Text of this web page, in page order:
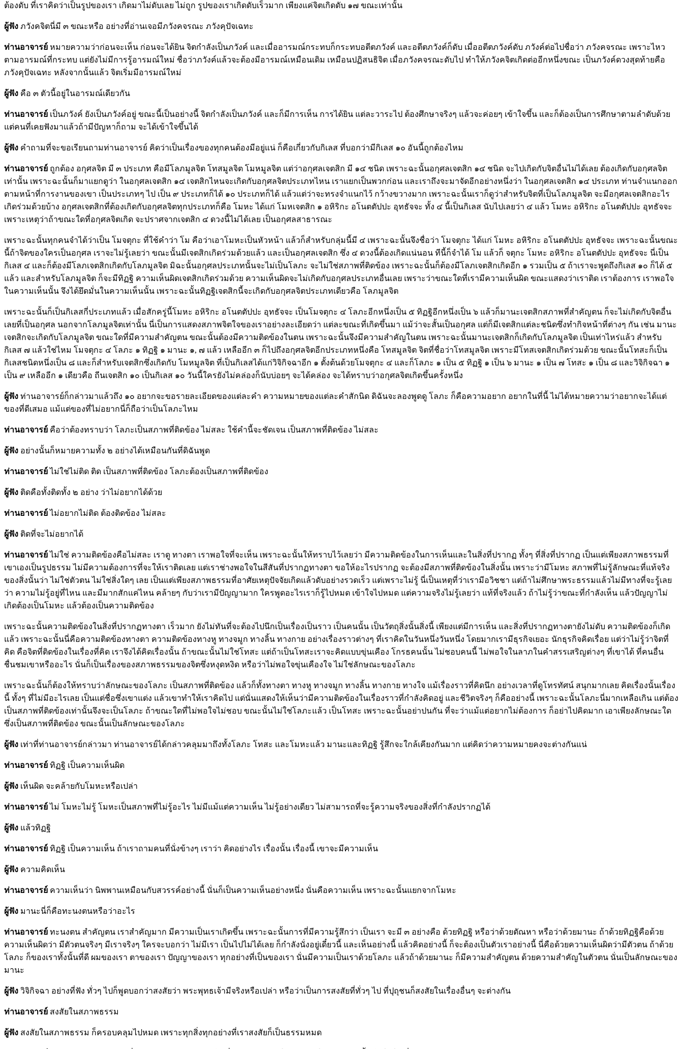
ต้องดับ ที่เราคิดว่าเป็นรูปของเรา เกิดมาไม่ดับเลย ไม่ถูก รูปของเราเกิดดับเร็วมาก เพียงแค่จิตเกิดดับ ๑๗ ขณะเท่านั้น
ผู้ฟัง ภวังคจิตนี่มี ๓ ขณะหรือ อย่างที่อ่านเจอมีภวังคจรณะ ภวังคุปัจเฉทะ
ท่านอาจารย์ หมายความว่าก่อนจะเห็น ก่อนจะได้ยิน จิตกำลังเป็นภวังค์ และเมื่ออารมณ์กระทบก็กระทบอตีตภวังค์ และอตีตภวังค์ก็ดับ เมื่ออตีตภวังค์ดับ ภวังค์ต่อไปชื่อว่า ภวังคจรณะ เพราะไหว
ตามอารมณ์ที่กระทบ แต่ยังไม่มีการรู้อารมณ์ใหม่ ชื่อว่าภวังค์แล้วจะต้องมีอารมณ์เหมือนเดิม เหมือนปฏิสนธิจิต เมื่อภวังคจรณะดับไป ทำให้ภวังคจิตเกิดต่ออีกหนึ่งขณะ เป็นภวังค์ดวงสุดท้ายคือ
ภวังคุปัจเฉทะ หลังจากนั้นแล้ว จิตเริ่มมีอารมณ์ใหม่
ผู้ฟัง คือ ๓ ตัวนี้อยู่ในอารมณ์เดียวกัน
ท่านอาจารย์ เป็นภวังค์ ยังเป็นภวังค์อยู่ ขณะนี้เป็นอย่างนี้ จิตกำลังเป็นภวังค์ และก็มีการเห็น การได้ยิน แต่ละวาระไป ต้องศึกษาจริงๆ แล้วจะค่อยๆ เข้าใจขึ้น และก็ต้องเป็นการศึกษาตามลำดับด้วย
แต่คนที่เคยฟังมาแล้วถ้ามีปัญหาก็ถาม จะได้เข้าใจขึ้นได้
ผู้ฟัง คำถามที่จะขอเรียนถามท่านอาจารย์ คิดว่าเป็นเรื่องของทุกคนต้องมีอยู่แน่ ก็คือเกี่ยวกับกิเลส ที่บอกว่ามีกิเลส ๑๐ อันนี้ถูกต้องไหม
ท่านอาจารย์ ถูกต้อง อกุศลจิต มี ๓ ประเภท คือมีโลภมูลจิต โทสมูลจิต โมหมูลจิต แต่ว่าอกุศลเจตสิก มี ๑๔ ชนิด เพราะฉะนั้นอกุศลเจตสิก ๑๔ ชนิด จะไปเกิดกับจิตอื่นไม่ได้เลย ต้องเกิดกับอกุศลจิต
เท่านั้น เพราะฉะนั้นก็มาแยกดูว่า ในอกุศลเจตสิก ๑๔ เจตสิกไหนจะเกิดกับอกุศลจิตประเภทไหน เราแยกเป็นพวกก่อน และเราถึงจะมาจัดอีกอย่างหนึ่งว่า ในอกุศลเจตสิก ๑๔ ประเภท ท่านจำแนกออก
ตามหน้าที่การงานของเขา เป็นประเภทๆ ไป เป็น ๙ ประเภทก็ได้ ๑๐ ประเภทก็ได้ แล้วแต่ว่าจะทรงจำแนกไว้ กว้างขวางมาก เพราะฉะนั้นเราก็ดูว่าสำหรับจิตที่เป็นโลภมูลจิต จะมีอกุศลเจตสิกอะไร
เกิดร่วมด้วยบ้าง อกุศลเจตสิกที่ต้องเกิดกับอกุศลจิตทุกประเภทก็คือ โมหะ ได้แก่ โมหเจตสิก ๑ อหิริกะ อโนตตัปปะ อุทธัจจะ ทั้ง ๔ นี้เป็นกิเลส นับไปเลยว่า ๔ แล้ว โมหะ อหิริกะ อโนตตัปปะ อุทธัจจะ
เพราะเหตุว่าถ้าขณะใดที่อกุศลจิตเกิด จะปราศจากเจตสิก ๔ ดวงนี้ไม่ได้เลย เป็นอกุศลสาธารณะ
เพราะฉะนั้นทุกคนจำได้ว่าเป็น โมจตุกะ ที่ใช้คำว่า โม คือว่าเอาโมหะเป็นหัวหน้า แล้วก็สำหรับกลุ่มนี้มี ๔ เพราะฉะนั้นจึงชื่อว่า โมจตุกะ ได้แก่ โมหะ อหิริกะ อโนตตัปปะ อุทธัจจะ เพราะฉะนั้นขณะ
นี้ถ้าจิตของใครเป็นอกุศล เราจะไม่รู้เลยว่า ขณะนั้นมีเจตสิกเกิดร่วมด้วยแล้ว และเป็นอกุศลเจตสิก ซึ่ง ๔ ดวงนี้ต้องเกิดแน่นอน ทีนี้ก็จำได้ โม แล้วก็ จตุกะ โมหะ อหิริกะ อโนตตัปปะ อุทธัจจะ นี่เป็น
กิเลส ๔ และก็ต้องมีโลภเจตสิกเกิดกับโลภมูลจิต มิฉะนั้นอกุศลประเภทนั้นจะไม่เป็นโลภะ จะไม่ใช่สภาพที่ติดข้อง เพราะฉะนั้นก็ต้องมีโลภเจตสิกเกิดอีก ๑ รวมเป็น ๕ ถ้าเราจะพูดถึงกิเลส ๑๐ ก็ได้ ๕
แล้ว และสำหรับโลภมูลจิต ก็จะมีทิฏฐิ ความเห็นผิดเจตสิกเกิดร่วมด้วย ความเห็นผิดจะไม่เกิดกับอกุศลประเภทอื่นเลย เพราะว่าขณะใดที่เรามีความเห็นผิด ขณะแสดงว่าเราติด เราต้องการ เราพอใจ
ในความเห็นนั้น จึงได้ยึดมั่นในความเห็นนั้น เพราะฉะนั้นทิฏฐิเจตสิกนี้จะเกิดกับอกุศลจิตประเภทเดียวคือ โลภมูลจิต
เพราะฉะนั้นก็เป็นกิเลสกี่ประเภทแล้ว เมื่อสักครู่นี้โมหะ อหิริกะ อโนตตัปปะ อุทธัจจะ เป็นโมจตุกะ ๔ โลภะอีกหนึ่งเป็น ๕ ทิฏฐิอีกหนึ่งเป็น ๖ แล้วก็มานะเจตสิกสภาพที่สำคัญตน ก็จะไม่เกิดกับจิตอื่น
เลยที่เป็นอกุศล นอกจากโลภมูลจิตเท่านั้น นี่เป็นการแสดงสภาพจิตใจของเราอย่างละเอียดว่า แต่ละขณะที่เกิดขึ้นมา แม้ว่าจะสั้นเป็นอกุศล แต่ก็มีเจตสิกแต่ละชนิดซึ่งทำกิจหน้าที่ต่างๆ กัน เช่น มานะ
เจตสิกจะเกิดกับโลภมูลจิต ขณะใดที่มีความสำคัญตน ขณะนั้นต้องมีความติดข้องในตน เพราะฉะนั้นจึงมีความสำคัญในตน เพราะฉะนั้นมานะเจตสิกก็เกิดกับโลภมูลจิต เป็นเท่าไหร่แล้ว สำหรับ
กิเลส ๗ แล้วใช่ไหม โมจตุกะ ๔ โลภะ ๑ ทิฏฐิ ๑ มานะ ๑, ๗ แล้ว เหลืออีก ๓ ก็ไปถึงอกุศลจิตอีกประเภทหนึ่งคือ โทสมูลจิต จิตที่ชื่อว่าโทสมูลจิต เพราะมีโทสเจตสิกเกิดร่วมด้วย ขณะนั้นโทสะก็เป็น
กิเลสชนิดหนึ่งเป็น ๘ และก็สำหรับเจตสิกซึ่งเกิดกับ โมหมูลจิต ที่เป็นกิเลสได้แก่วิจิกิจฉาอีก ๑ ตั้งต้นด้วยโมจตุกะ ๔ และก็โลภะ ๑ เป็น ๕ ทิฏฐิ ๑ เป็น ๖ มานะ ๑ เป็น ๗ โทสะ ๑ เป็น ๘ และวิจิกิจฉา ๑
เป็น ๙ เหลืออีก ๑ เดียวคือ ถีนเจตสิก ๑๐ เป็นกิเลส ๑๐ วันนี้ใครยังไม่คล่องก็นับบ่อยๆ จะได้คล่อง จะได้ทราบว่าอกุศลจิตเกิดขึ้นครั้งหนึ่ง
ผู้ฟัง ท่านอาจารย์ก็กล่าวมาแล้วถึง ๑๐ อยากจะขอรายละเอียดของแต่ละคำ ความหมายของแต่ละคำสักนิด ดิฉันจะลองพูดดู โลภะ ก็คือความอยาก อยากในที่นี้ ไม่ได้หมายความว่าอยากจะได้แต่
ของที่ดีเสมอ แม้แต่ของที่ไม่อยากนี่ก็ถือว่าเป็นโลภะไหม
ท่านอาจารย์ คือว่าต้องทราบว่า โลภะเป็นสภาพที่ติดข้อง ไม่สละ ใช้คำนี้จะชัดเจน เป็นสภาพที่ติดข้อง ไม่สละ
ผู้ฟัง อย่างนั้นก็หมายความทั้ง ๒ อย่างได้เหมือนกันที่ดิฉันพูด
ท่านอาจารย์ไม่ใช่ไม่ติด ติด เป็นสภาพที่ติดข้อง โลภะต้องเป็นสภาพที่ติดข้อง
ผู้ฟัง ติดคือทั้งติดทั้ง ๒ อย่าง ว่าไม่อยากได้ด้วย
ท่านอาจารย์ไม่อยากไม่ติด ต้องติดข้อง ไม่สละ
ผู้ฟัง ติดที่จะไม่อยากได้
ท่านอาจารย์ไม่ใช่ ความติดข้องคือไม่สละ เราดู ทางตา เราพอใจที่จะเห็น เพราะฉะนั้นให้ทราบไว้เลยว่า มีความติดข้องในการเห็นและในสิ่งที่ปรากฏ ทั้งๆ ที่สิ่งที่ปรากฏ เป็นแต่เพียงสภาพธรรมที่
เขาเองเป็นรูปธรรม ไม่มีความต้องการที่จะให้เราติดเลย แต่เราช่างพอใจในสีสันที่ปรากฏทางตา ขอให้อะไรปรากฏ จะต้องมีสภาพที่ติดข้องในสิ่งนั้น เพราะว่ามีโมหะ สภาพที่ไม่รู้ลักษณะที่แท้จริง
ของสิ่งนั้นว่า ไม่ใช่ตัวตน ไม่ใช่สิ่งใดๆ เลย เป็นแต่เพียงสภาพธรรมที่อาศัยเหตุปัจจัยเกิดแล้วดับอย่างรวดเร็ว แต่เพราะไม่รู้ นี่เป็นเหตุที่ว่าเรามีอวิชชา แต่ถ้าไม่ศึกษาพระธรรมแล้วไม่มีทางที่จะรู้เลย
ว่า ความไม่รู้อยู่ที่ไหน และมีมากสักแค่ไหน คล้ายๆ กับว่าเรามีปัญญามาก ใครพูดอะไรเราก็รู้ไปหมด เข้าใจไปหมด แต่ความจริงไม่รู้เลยว่า แท้ที่จริงแล้ว ถ้าไม่รู้ว่าขณะที่กำลังเห็น แล้วปัญญาไม่
เกิดต้องเป็นโมหะ แล้วต้องเป็นความติดข้อง
เพราะฉะนั้นความติดข้องในสิ่งที่ปรากฏทางตา เร็วมาก ยังไม่ทันที่จะต้องไปนึกเป็นเรื่องเป็นราว เป็นคนนั้น เป็นวัตถุสิ่งนั้นสิ่งนี้ เพียงแต่มีการเห็น และสิ่งที่ปรากฏทางตายังไม่ดับ ความติดข้องก็เกิด
แล้ว เพราะฉะนั้นนี่คือความติดข้องทางตา ความติดข้องทางหู ทางจมูก ทางลิ้น ทางกาย อย่างเรื่องราวต่างๆ ที่เราคิดในวันหนึ่งวันหนึ่ง โดยมากเรามีธุรกิจเยอะ นักธุรกิจคิดเรื่อย แต่ว่าไม่รู้ว่าจิตที่
คิด คือจิตที่ติดข้องในเรื่องที่คิด เราจึงได้คิดเรื่องนั้น ถ้าขณะนั้นไม่ใช่โทสะ แต่ถ้าเป็นโทสะเราจะคิดแบบขุ่นเคือง โกรธคนนั้น ไม่ชอบคนนี้ ไม่พอใจในลาภในคำสรรเสริญต่างๆ ที่เขาได้ ที่คนอื่น
ชื่นชมเขาหรืออะไร นั่นก็เป็นเรื่องของสภาพธรรมของจิตซึ่งหงุดหงิด หรือว่าไม่พอใจขุ่นเคืองใจ ไม่ใช่ลักษณะของโลภะ
เพราะฉะนั้นก็ต้องให้ทราบว่าลักษณะของโลภะ เป็นสภาพที่ติดข้อง แล้วก็ทั้งทางตา ทางหู ทางจมูก ทางลิ้น ทางกาย ทางใจ แม้เรื่องราวที่คิดนึก อย่างเวลาที่ดูโทรทัศน์ สนุกมากเลย คิดเรื่องนั้นเรื่อง
นี้ ทั้งๆ ที่ไม่มีอะไรเลย เป็นแต่ชื่อซึ่งเขาแต่ง แล้วเขาทำให้เราคิดไป แต่นั่นแสดงให้เห็นว่ามีความติดข้องในเรื่องราวที่กำลังคิดอยู่ และชีวิตจริงๆ ก็คืออย่างนี้ เพราะฉะนั้นโลภะนี่มากเหลือเกิน แต่ต้อง
เป็นสภาพที่ติดข้องเท่านั้นจึงจะเป็นโลภะ ถ้าขณะใดที่ไม่พอใจไม่ชอบ ขณะนั้นไม่ใช่โลภะแล้ว เป็นโทสะ เพราะฉะนั้นอย่าปนกัน ที่จะว่าแม้แต่อยากไม่ต้องการ ก็อย่าไปคิดมาก เอาเพียงลักษณะใด
ซึ่งเป็นสภาพที่ติดข้อง ขณะนั้นเป็นลักษณะของโลภะ
ผู้ฟัง เท่าที่ท่านอาจารย์กล่าวมา ท่านอาจารย์ได้กล่าวคลุมมาถึงทั้งโลภะ โทสะ และโมหะแล้ว มานะและทิฏฐิ รู้สึกจะใกล้เคียงกันมาก แต่คิดว่าความหมายคงจะต่างกันแน่
ท่านอาจารย์ ทิฏฐิ เป็นความเห็นผิด
ผู้ฟัง เห็นผิด จะคล้ายกับโมหะหรือเปล่า
ท่านอาจารย์ไม่ โมหะไม่รู้ โมหะเป็นสภาพที่ไม่รู้อะไร ไม่มีแม้แต่ความเห็น ไม่รู้อย่างเดียว ไม่สามารถที่จะรู้ความจริงของสิ่งที่กำลังปรากฏได้
ผู้ฟัง แล้วทิฏฐิ
ท่านอาจารย์ ทิฏฐิ เป็นความเห็น ถ้าเราถามคนที่นั่งข้างๆ เราว่า คิดอย่างไร เรื่องนั้น เรื่องนี้ เขาจะมีความเห็น
ผู้ฟัง ความคิดเห็น
ท่านอาจารย์ ความเห็นว่า นิพพานเหมือนกับสวรรค์อย่างนี้ นั่นก็เป็นความเห็นอย่างหนึ่ง นั่นคือความเห็น เพราะฉะนั้นแยกจากโมหะ
ผู้ฟัง มานะนี่ก็คือทะนงตนหรือว่าอะไร
ท่านอาจารย์ ทะนงตน สำคัญตน เราสำคัญมาก มีความเป็นเราเกิดขึ้น เพราะฉะนั้นการที่มีความรู้สึกว่า เป็นเรา จะมี ๓ อย่างคือ ด้วยทิฏฐิ หรือว่าด้วยตัณหา หรือว่าด้วยมานะ ถ้าด้วยทิฏฐิคือด้วย
ความเห็นผิดว่า มีตัวตนจริงๆ มีเราจริงๆ ใครจะบอกว่า ไม่มีเรา เป็นไปไม่ได้เลย ก็กำลังนั่งอยู่เดี๋ยวนี้ และเห็นอย่างนี้ แล้วคิดอย่างนี้ ก็จะต้องเป็นตัวเราอย่างนี้ นี่คือด้วยความเห็นผิดว่ามีตัวตน ถ้าด้วย
โลภะ ก็ของเราทั้งนั้นที่ดี ผมของเรา ตาของเรา ปัญญาของเรา ทุกอย่างที่เป็นของเรา นั่นมีความเป็นเราด้วยโลภะ แล้วถ้าด้วยมานะ ก็มีความสำคัญตน ด้วยความสำคัญในตัวตน นั่นเป็นลักษณะของ
มานะ
ผู้ฟัง วิจิกิจฉา อย่างที่ฟัง ทั่วๆ ไปก็พูดบอกว่าสงสัยว่า พระพุทธเจ้ามีจริงหรือเปล่า หรือว่าเป็นการสงสัยที่ทั่วๆ ไป ที่ปุถุชนก็สงสัยในเรื่องอื่นๆ จะต่างกัน
ท่านอาจารย์ สงสัยในสภาพธรรม
ผู้ฟัง สงสัยในสภาพธรรม ก็ครอบคลุมไปหมด เพราะทุกสิ่งทุกอย่างที่เราสงสัยก็เป็นธรรมหมด